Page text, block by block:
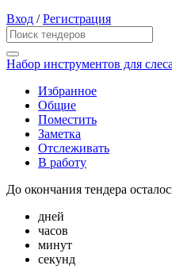
Вход /Регистрация
Набор инструментов для
Избранное
Общие
Поместить
Заметка
Отслеживать
В работу
До окончания тендера
дней
часов
минут
секунд